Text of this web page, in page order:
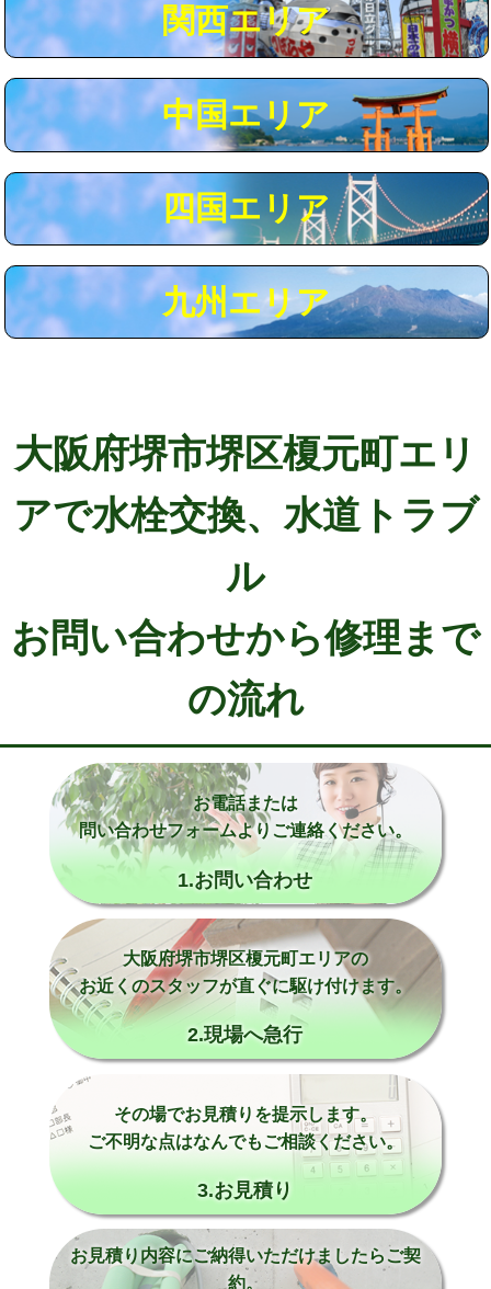
モルタル補修（厚さ10㎝超え） 38,500円
追加人工 16,500円
現場見積
※給水管工事は20mmまでの価格です。
関西エリア
中国エリア
四国エリア
九州エリア
大阪府堺市堺区榎元町エリ
アで水栓交換、水道トラブ
ル
お問い合わせから修理まで
の流れ
お電話または
問い合わせフォームよりご連絡ください。
1.お問い合わせ
大阪府堺市堺区榎元町エリアの
お近くのスタッフが直ぐに駆け付けます。
2.現場へ急行
その場でお見積りを提示します。
ご不明な点はなんでもご相談ください。
3.お見積り
お見積り内容にご納得いただけましたらご契
約。